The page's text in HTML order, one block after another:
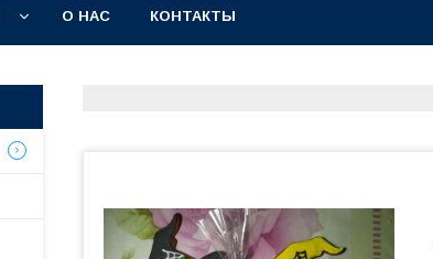
О НАС КОНТАКТЫ